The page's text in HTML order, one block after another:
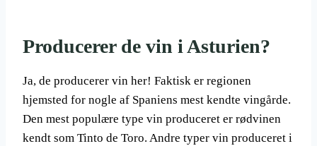
Producerer de vin i Asturien?
Ja, de producerer vin her! Faktisk er regionen
hjemsted for nogle af Spaniens mest kendte vingårde.
Den mest populære type vin produceret er rødvinen
kendt som Tinto de Toro. Andre typer vin produceret i